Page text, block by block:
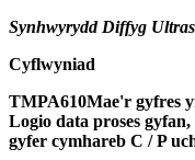
Synhwyrydd Diffyg
Cyflwyniad
TMPA610Mae'r gyfres
Logio data proses
gyfer cymhareb C / P